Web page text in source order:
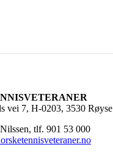
vei 7, H-0203, 3530 Røyse
tlf. 901 53 000